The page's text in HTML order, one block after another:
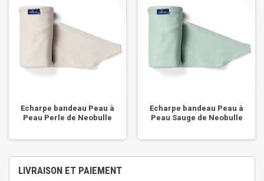
Echarpe bandeau Peau à
Peau Perle de Neobulle
Echarpe bandeau Peau à
Peau Sauge de Neobulle
LIVRAISON ET PAIEMENT